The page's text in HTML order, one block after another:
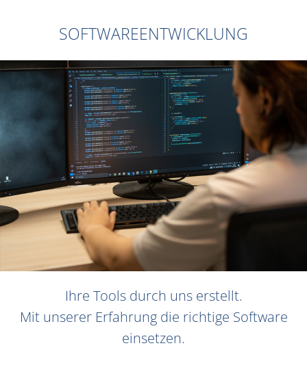
SOFTWAREENTWICKLUNG
Ihre Tools durch uns erstellt.
Mit unserer Erfahrung die richtige Software
einsetzen.